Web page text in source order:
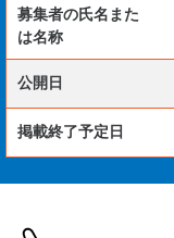
募集者の氏名また
は名称
公開日
掲載終了予定日